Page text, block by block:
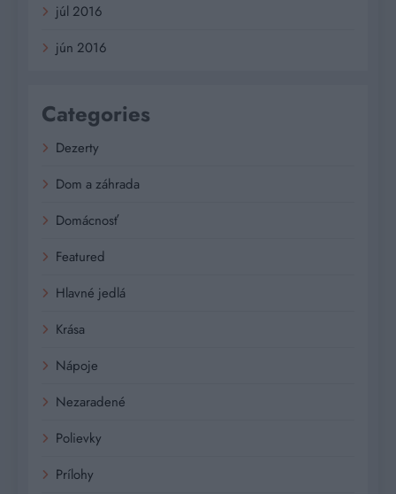
júl 2016
jún 2016
Categories
Dezerty
Dom a záhrada
Domácnosť
Featured
Hlavné jedlá
Krása
Nápoje
Nezaradené
Polievky
Prílohy